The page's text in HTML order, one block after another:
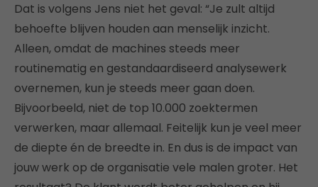
Dat is volgens Jens niet het geval: “Je zult altijd
behoefte blijven houden aan menselijk inzicht.
Alleen, omdat de machines steeds meer
routinematig en gestandaardiseerd analysewerk
overnemen, kun je steeds meer gaan doen.
Bijvoorbeeld, niet de top 10.000 zoektermen
verwerken, maar allemaal. Feitelijk kun je veel meer
de diepte én de breedte in. En dus is de impact van
jouw werk op de organisatie vele malen groter. Het